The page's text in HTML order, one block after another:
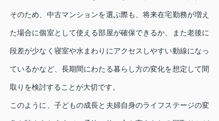
そのため、中古マンションを選ぶ際も、将来在宅勤務が増え
た場合に個室として使える部屋が確保できるか、また老後に
段差が少なく寝室や水まわりにアクセスしやすい動線になっ
ているかなど、長期間にわたる暮らし方の変化を想定して間
取りを検討することが大切です。
このように、子どもの成長と夫婦自身のライフステージの変